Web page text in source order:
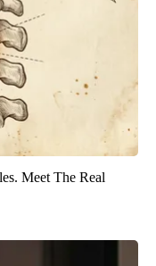
Meet The Real